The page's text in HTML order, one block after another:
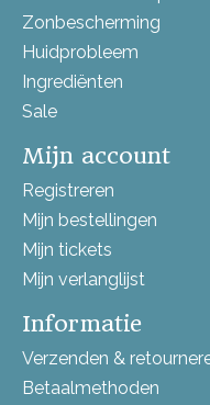
Zonbescherming
Huidprobleem
Ingrediënten
Sale
Mijn account
Registreren
Mijn bestellingen
Mijn tickets
Mijn verlanglijst
Informatie
Verzenden &
Betaalmethoden